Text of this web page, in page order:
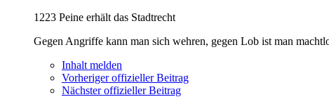
1223 Peine erhält das Stadtrecht
Gegen Angriffe kann man sich wehren, gegen Lob ist man
Inhalt melden
Vorheriger offizieller Beitrag
Nächster offizieller Beitrag